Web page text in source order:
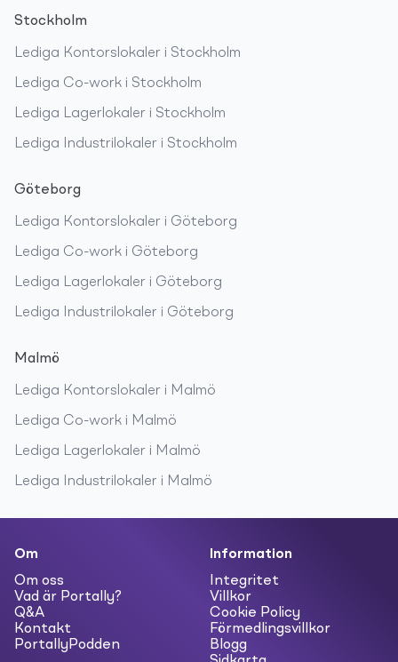
Stockholm
Lediga Kontorslokaler i Stockholm
Lediga Co-work i Stockholm
Lediga Lagerlokaler i Stockholm
Lediga Industrilokaler i Stockholm
Göteborg
Lediga Kontorslokaler i Göteborg
Lediga Co-work i Göteborg
Lediga Lagerlokaler i Göteborg
Lediga Industrilokaler i Göteborg
Malmö
Lediga Kontorslokaler i Malmö
Lediga Co-work i Malmö
Lediga Lagerlokaler i Malmö
Lediga Industrilokaler i Malmö
Om
Om oss
Vad är Portally?
Q&A
Kontakt
PortallyPodden
Information
Integritet
Villkor
Cookie Policy
Förmedlingsvillkor
Blogg